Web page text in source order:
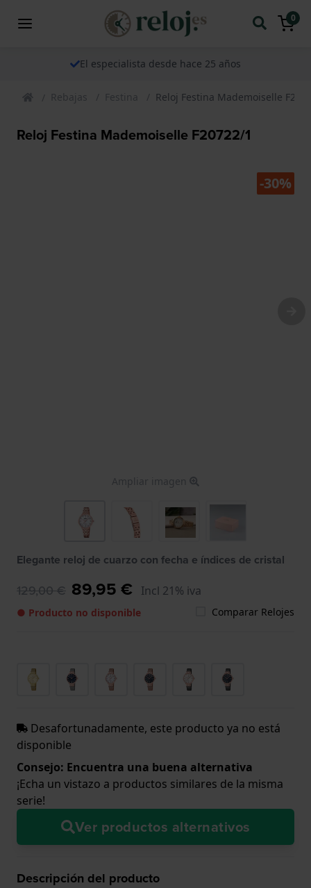
0
El especialista desde hace 25 años
Rebajas Festina Reloj Festina Mademoiselle
Reloj Festina Mademoiselle F20722/1
-30%
Ampliar imagen
Elegante reloj de cuarzo con fecha e índices de cristal
129,00 € 89,95 € Incl 21% iva
● Producto no disponible Comparar Relojes
Desafortunadamente, este producto ya no está
disponible
Consejo: Encuentra una buena alternativa
¡Echa un vistazo a productos similares de la misma
serie!
Ver productos alternativos
Descripción del producto